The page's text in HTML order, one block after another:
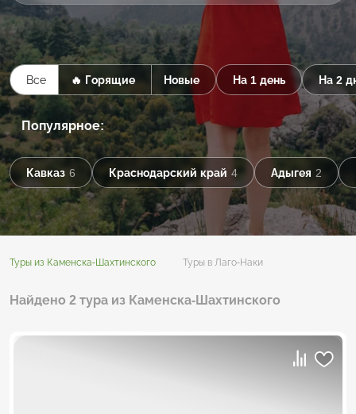
Все 🔥 Горящие Новые На 1 день На 2
Популярное:
Кавказ 6 Краснодарский край 4 Адыгея 2
Туры из Каменска-Шахтинского Туры в Лаго-Наки
Найдено 2 тура из Каменска-Шахтинского